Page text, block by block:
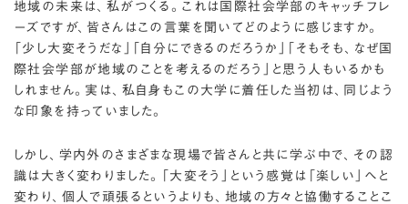
地域の未来は、私がつくる。これは国際社会学部のキャッチフレ
ーズですが、皆さんはこの言葉を聞いてどのように感じますか。
「少し大変そうだな」「自分にできるのだろうか」「そもそも、なぜ国
際社会学部が地域のことを考えるのだろう」と思う人もいるかも
しれません。実は、私自身もこの大学に着任した当初は、同じよう
な印象を持っていました。
しかし、学内外のさまざまな現場で皆さんと共に学ぶ中で、その認
識は大きく変わりました。「大変そう」という感覚は「楽しい」へと
変わり、個人で頑張るというよりも、地域の方々と協働することこ